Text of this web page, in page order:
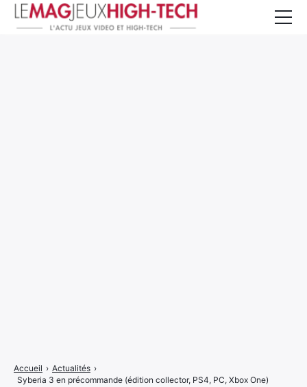
Accueil › Actualités ›
Syberia 3 en précommande (édition collector, PS4, PC, Xbox One)